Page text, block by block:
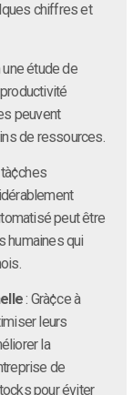
chiffres et
une étude de
peuvent
de ressources.
peut être
humaines qui
: Grà¢ce à
leurs
la
de
pour éviter